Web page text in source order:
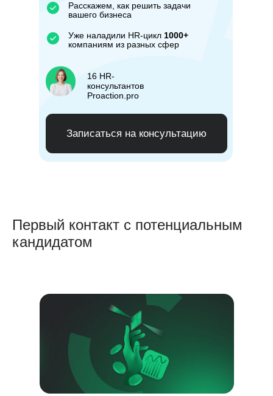
Записаться на консультацию
16 HR-
консультантов
Proaction.pro
Расскажем, как решить задачи
вашего бизнеса
Уже наладили HR-цикл 1000+
компаниям из разных сфер
Первый контакт с потенциальным
кандидатом